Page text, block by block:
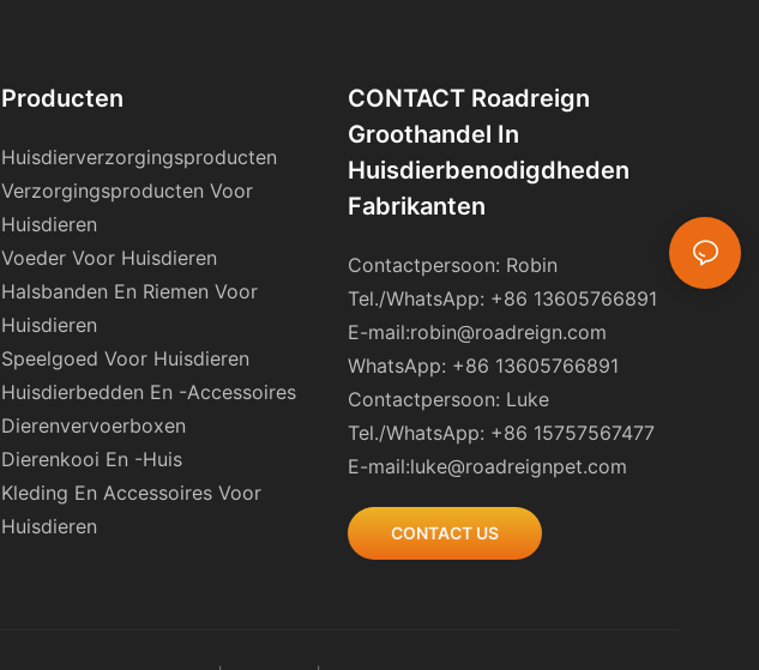
Producten
Huisdierverzorgingsproducten
Verzorgingsproducten Voor
Huisdieren
Voeder Voor Huisdieren
Halsbanden En Riemen Voor
Huisdieren
Speelgoed Voor Huisdieren
Huisdierbedden En -accessoires
Dierenvervoerboxen
Dierenkooi En -huis
Kleding En Accessoires Voor
Huisdieren
CONTACT Roadreign
Groothandel In
Huisdierbenodigdheden
Fabrikanten
Contactpersoon: Robin
Tel./WhatsApp: +86 13605766891
E-mail:robin@roadreign.com
WhatsApp: +86 13605766891
Contactpersoon: Luke
Tel./WhatsApp: +86 15757567477
E-mail:luke@roadreignpet.com
CONTACT US